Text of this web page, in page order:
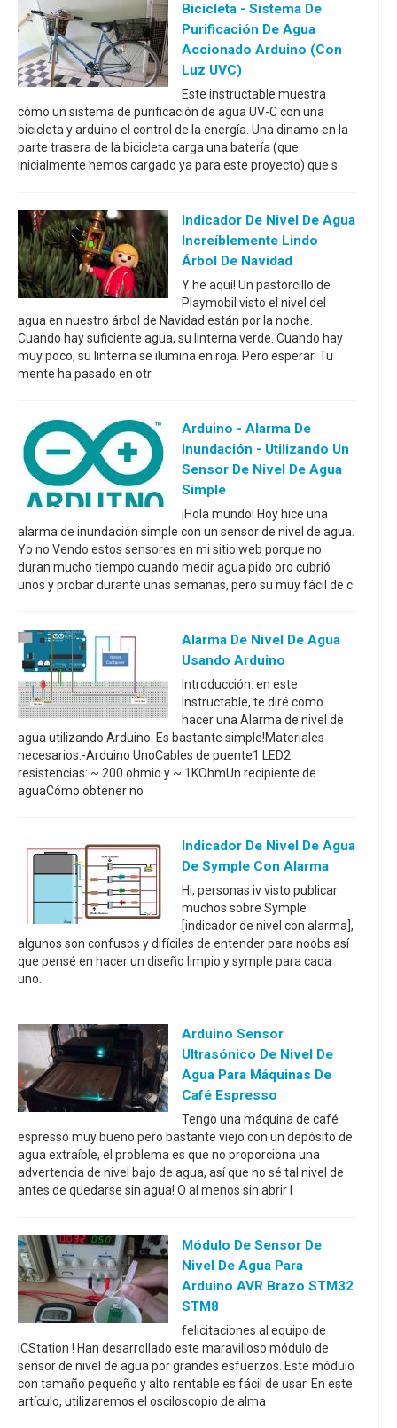
Bicicleta - Sistema De
Purificación De Agua
Accionado Arduino (con
Luz UVC)
Este instructable muestra
cómo un sistema de purificación de agua UV-C con una
bicicleta y arduino el control de la energía. Una dinamo en la
parte trasera de la bicicleta carga una batería (que
inicialmente hemos cargado ya para este proyecto) que s
Indicador De Nivel De Agua
Increíblemente Lindo
Árbol De Navidad
Y he aquí! Un pastorcillo de
Playmobil visto el nivel del
agua en nuestro árbol de Navidad están por la noche.
Cuando hay suficiente agua, su linterna verde. Cuando hay
muy poco, su linterna se ilumina en roja. Pero esperar. Tu
mente ha pasado en otr
Arduino - Alarma De
Inundación - Utilizando Un
Sensor De Nivel De Agua
Simple
¡Hola mundo! Hoy hice una
alarma de inundación simple con un sensor de nivel de agua.
Yo no Vendo estos sensores en mi sitio web porque no
duran mucho tiempo cuando medir agua pido oro cubrió
unos y probar durante unas semanas, pero su muy fácil de c
Alarma De Nivel De Agua
Usando Arduino
Introducción: en este
Instructable, te diré como
hacer una Alarma de nivel de
agua utilizando Arduino. Es bastante simple!Materiales
necesarios:-Arduino UnoCables de puente1 LED2
resistencias: ~ 200 ohmio y ~ 1KOhmUn recipiente de
aguaCómo obtener no
Indicador De Nivel De Agua
De Symple Con Alarma
Hi, personas iv visto publicar
muchos sobre Symple
[indicador de nivel con alarma],
algunos son confusos y difíciles de entender para noobs así
que pensé en hacer un diseño limpio y symple para cada
uno.
Arduino Sensor
Ultrasónico De Nivel De
Agua Para Máquinas De
Café Espresso
Tengo una máquina de café
espresso muy bueno pero bastante viejo con un depósito de
agua extraíble, el problema es que no proporciona una
advertencia de nivel bajo de agua, así que no sé tal nivel de
antes de quedarse sin agua! O al menos sin abrir l
Módulo De Sensor De
Nivel De Agua Para
Arduino AVR Brazo STM32
STM8
felicitaciones al equipo de
ICStation ! Han desarrollado este maravilloso módulo de
sensor de nivel de agua por grandes esfuerzos. Este módulo
con tamaño pequeño y alto rentable es fácil de usar. En este
artículo, utilizaremos el osciloscopio de alma